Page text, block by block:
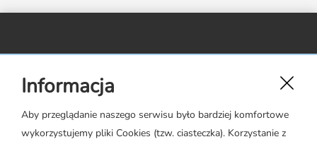
Informacja
Aby przeglądanie naszego serwisu było bardziej komfortowe
wykorzystujemy pliki Cookies (tzw. ciasteczka). Korzystanie z
ul. Rejtana 17 lok. 22,
02-516 Warszawa
zpl@leasing.org.pl